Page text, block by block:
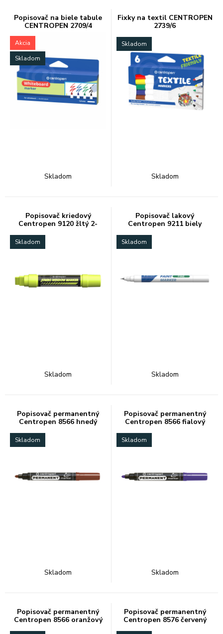
Popisovač na biele tabule
CENTROPEN 2709/4
Akcia
Skladom
Skladom
Fixky na textil CENTROPEN
2739/6
Skladom
Skladom
Popisovač kriedový
Centropen 9120 žltý 2-
Skladom
Skladom
Popisovač lakový
Centropen 9211 biely
Skladom
Skladom
Popisovač permanentný
Centropen 8566 hnedý
Skladom
Skladom
Popisovač permanentný
Centropen 8566 fialový
Skladom
Skladom
Popisovač permanentný
Centropen 8566 oranžový
Popisovač permanentný
Centropen 8576 červený